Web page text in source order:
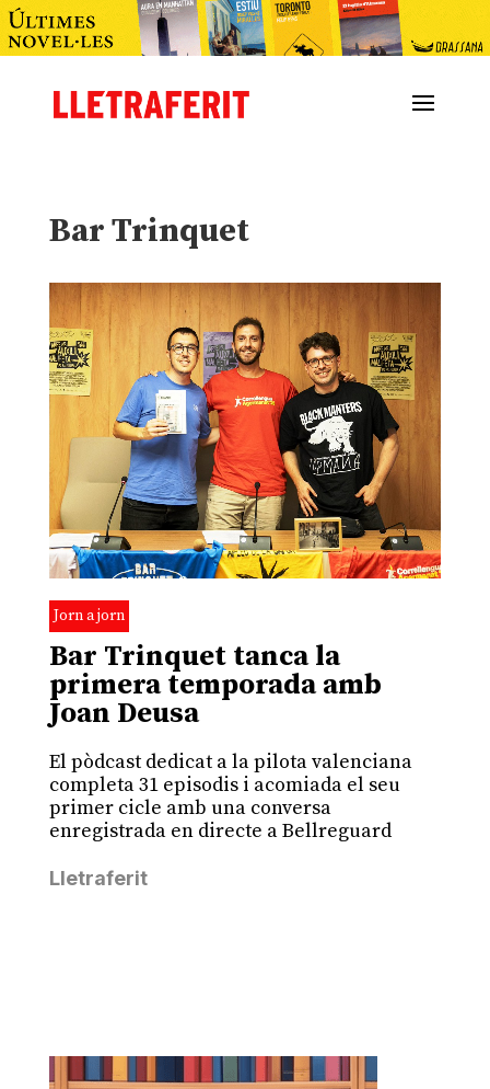
Bar Trinquet
Jorn a jorn
Bar Trinquet tanca la
primera temporada amb
Joan Deusa
El pòdcast dedicat a la pilota valenciana
completa 31 episodis i acomiada el seu
primer cicle amb una conversa
enregistrada en directe a Bellreguard
Lletraferit